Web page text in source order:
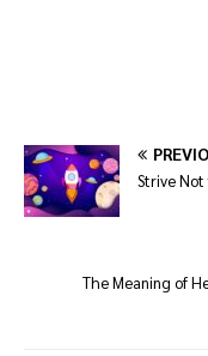
Strive Not
The Meaning of